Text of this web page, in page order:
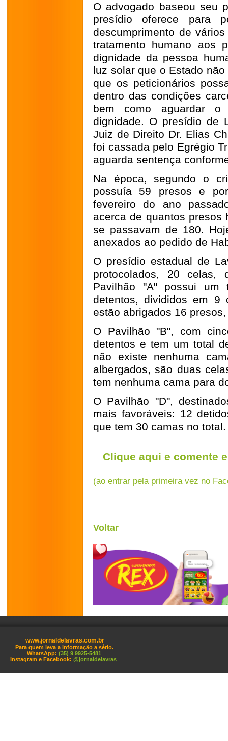
O advogado baseou seu
presídio oferece para
descumprimento de
tratamento humano aos
dignidade da pessoa
luz solar que o Estado
que os peticionários
dentro das condições
bem como aguardar o
dignidade. O presídio de
Juiz de Direito Dr. Elias
foi cassada pelo Egrégio
aguarda sentença
Na época, segundo o
possuía 59 presos e
fevereiro do ano
acerca de quantos presos
se passavam de 180.
anexados ao pedido de
O presídio estadual de
protocolados, 20 celas,
Pavilhão "A" possui
detentos, divididos em
estão abrigados 16
O Pavilhão "B", com
detentos e tem um total
não existe nenhuma
albergados, são duas
tem nenhuma cama para
O Pavilhão "D",
mais favoráveis: 12
que tem 30 camas no total.
Clique aqui e comente
(ao entrar pela primeira vez no
Voltar
www.jornaldelavras.com.br
Para quem leva a informação a sério.
WhatsApp: (35) 9 9925-5481
Instagram e Facebook: @jornaldelavras